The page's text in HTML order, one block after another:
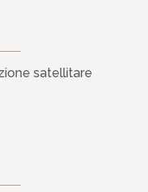
satellitare